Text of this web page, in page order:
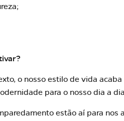
o nosso estilo de vida
para o nosso dia a
estão aí para